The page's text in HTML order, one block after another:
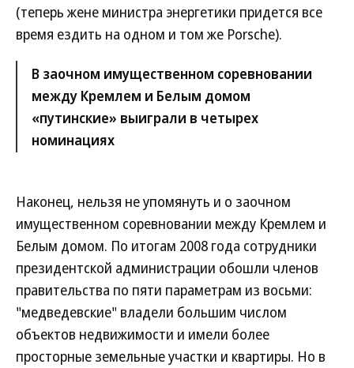
(теперь жене министра энергетики придется все
время ездить на одном и том же Porsche).
В заочном имущественном соревновании
между Кремлем и Белым домом
«путинские» выиграли в четырех
номинациях
Наконец, нельзя не упомянуть и о заочном
имущественном соревновании между Кремлем и
Белым домом. По итогам 2008 года сотрудники
президентской администрации обошли членов
правительства по пяти параметрам из восьми:
"медведевские" владели большим числом
объектов недвижимости и имели более
просторные земельные участки и квартиры. Но в